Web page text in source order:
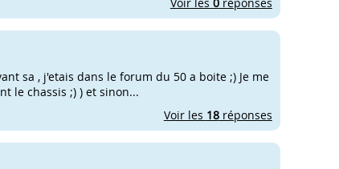
sa , j'etais dans le forum du 50 a boite ;) Je me
le chassis ;) ) et sinon...
Voir les 18réponses